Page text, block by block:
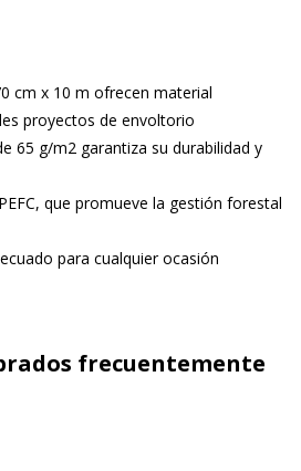
cm x 10 m ofrecen material
proyectos de envoltorio
65 g/m2 garantiza su durabilidad y
que promueve la gestión forestal
para cualquier ocasión
frecuentemente